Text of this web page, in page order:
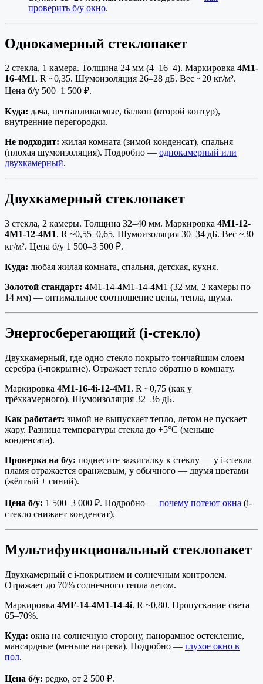
проверить б/у окно.
Однокамерный стеклопакет
2 стекла, 1 камера. Толщина 24 мм (4–16–4). Маркировка 4М1-
16-4М1. R ~0,35. Шумоизоляция 26–28 дБ. Вес ~20 кг/м².
Цена б/у 500–1 500 ₽.
Куда: дача, неотапливаемые, балкон (второй контур),
внутренние перегородки.
Не подходит: жилая комната (зимой конденсат), спальня
(плохая шумоизоляция). Подробно — однокамерный или
двухкамерный.
Двухкамерный стеклопакет
3 стекла, 2 камеры. Толщина 32–40 мм. Маркировка 4М1-12-
4М1-12-4М1. R ~0,55–0,65. Шумоизоляция 30–34 дБ. Вес ~30
кг/м². Цена б/у 1 500–3 500 ₽.
Куда: любая жилая комната, спальня, детская, кухня.
Золотой стандарт: 4М1-14-4М1-14-4М1 (32 мм, 2 камеры по
14 мм) — оптимальное соотношение цены, тепла, шума.
Энергосберегающий (i-стекло)
Двухкамерный, где одно стекло покрыто тончайшим слоем
серебра (i-покрытие). Отражает тепло обратно в комнату.
Маркировка 4М1-16-4i-12-4М1. R ~0,75 (как у
трёхкамерного). Шумоизоляция 32–36 дБ.
Как работает: зимой не выпускает тепло, летом не пускает
жару. Разница температуры стекла до +5°C (меньше
конденсата).
Проверка на б/у: поднесите зажигалку к стеклу — у i-стекла
пламя отражается оранжевым, у обычного — двумя цветами
(жёлтый + синий).
Цена б/у: 1 500–3 000 ₽. Подробно — почему потеют окна (i-
стекло снижает конденсат).
Мультифункциональный стеклопакет
Двухкамерный с i-покрытием и солнечным контролем.
Отражает до 70% солнечного тепла летом.
Маркировка 4MF-14-4M1-14-4i. R ~0,80. Пропускание света
65–70%.
Куда: окна на солнечную сторону, панорамное остекление,
мансардные (меньше нагрева). Подробно — глухое окно в
пол.
Цена б/у: редко, от 2 500 ₽.